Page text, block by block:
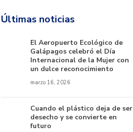
Últimas noticias
El Aeropuerto Ecológico de
Galápagos celebró el Día
Internacional de la Mujer con
un dulce reconocimiento
marzo 16, 2026
Cuando el plástico deja de ser
desecho y se convierte en
futuro